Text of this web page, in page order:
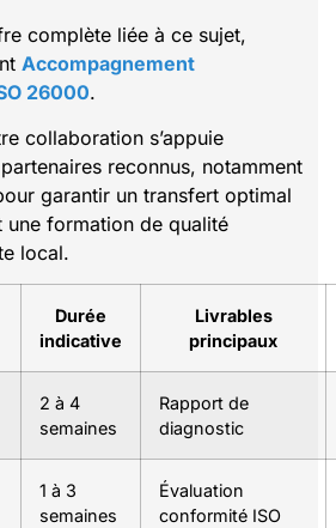
complète liée à ce sujet,
Accompagnement
26000.
collaboration s’appuie
reconnus, notamment
garantir un transfert optimal
une formation de qualité
local.
Durée
indicative
Livrables
principaux
2 à 4
semaines
Rapport de
diagnostic
1 à 3
semaines
Évaluation
conformité ISO